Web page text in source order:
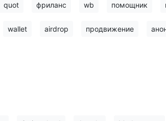
quot фриланс wb помощник
wallet airdrop продвижение